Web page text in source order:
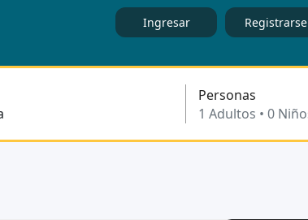
Ingresar Registrarse
Personas